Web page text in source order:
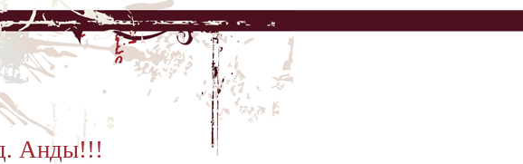
Анды!!!